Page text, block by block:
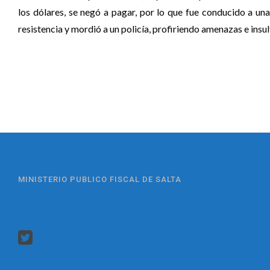
los dólares, se negó a pagar, por lo que fue conducido a
resistencia y mordió a un policía, profiriendo amenazas e
MINISTERIO PUBLICO FISCAL DE SALTA